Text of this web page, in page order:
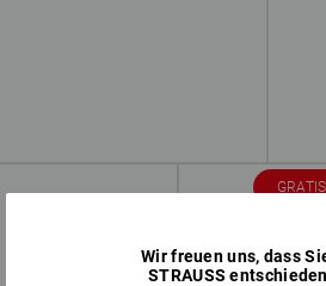
GRATIS
Wir freuen uns, dass
STRAUSS